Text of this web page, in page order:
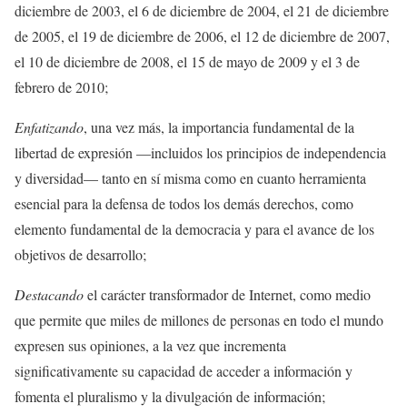
diciembre de 2003, el 6 de diciembre de 2004, el 21 de diciembre
de 2005, el 19 de diciembre de 2006, el 12 de diciembre de 2007,
el 10 de diciembre de 2008, el 15 de mayo de 2009 y el 3 de
febrero de 2010;
Enfatizando, una vez más, la importancia fundamental de la
libertad de expresión —incluidos los principios de independencia
y diversidad— tanto en sí misma como en cuanto herramienta
esencial para la defensa de todos los demás derechos, como
elemento fundamental de la democracia y para el avance de los
objetivos de desarrollo;
Destacandoel carácter transformador de Internet, como medio
que permite que miles de millones de personas en todo el mundo
expresen sus opiniones, a la vez que incrementa
significativamente su capacidad de acceder a información y
fomenta el pluralismo y la divulgación de información;